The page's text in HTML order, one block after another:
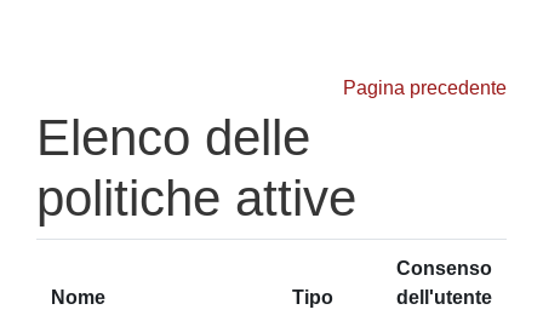
Pagina precedente
Elenco delle
politiche attive
Nome Tipo
Consenso
dell'utente